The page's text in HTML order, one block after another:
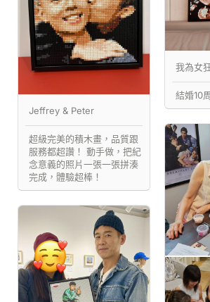
Jeffrey & Peter
超級完美的積木畫，品質跟
服務都超讚！ 動手做，把紀
念意義的照片一張一張拼湊
完成，體驗超棒！
我為女
結婚10